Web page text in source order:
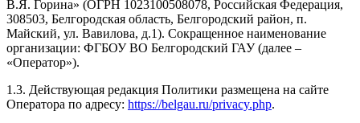
В.Я. Горина» (ОГРН 1023100508078, Российская Федерация,
308503, Белгородская область, Белгородский район, п.
Майский, ул. Вавилова, д.1). Сокращенное наименование
организации: ФГБОУ ВО Белгородский ГАУ (далее –
«Оператор»).
1.3. Действующая редакция Политики размещена на сайте
Оператора по адресу: https://belgau.ru/privacy.php.